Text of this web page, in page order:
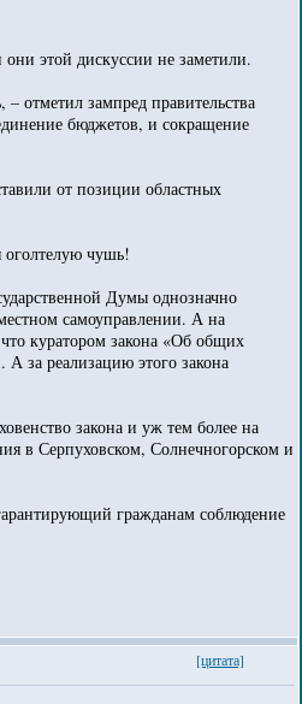
этой дискуссии не заметили.
отметил зампред правительства
бюджетов, и сокращение
от позиции областных
чушь!
Думы однозначно
самоуправлении. А на
куратором закона «Об общих
за реализацию этого закона
закона и уж тем более на
в Серпуховском, Солнечногорском и
гражданам соблюдение
[цитата]